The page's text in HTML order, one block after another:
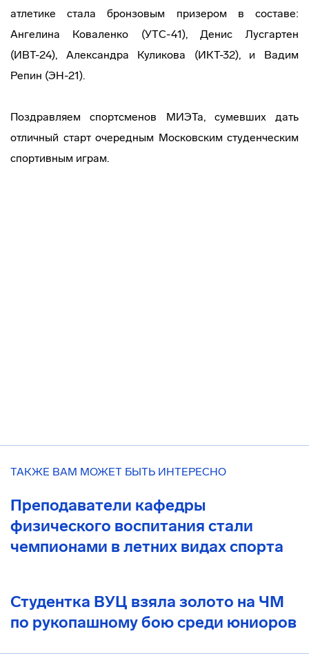
атлетике стала бронзовым призером в составе:
Ангелина Коваленко (УТС-41), Денис Лусгартен
(ИВТ-24), Александра Куликова (ИКТ-32), и Вадим
Репин (ЭН-21).
Поздравляем спортсменов МИЭТа, сумевших дать
отличный старт очередным Московским студенческим
спортивным играм.
ТАКЖЕ ВАМ МОЖЕТ БЫТЬ ИНТЕРЕСНО
Преподаватели кафедры
физического воспитания стали
чемпионами в летних видах спорта
Студентка ВУЦ взяла золото на ЧМ
по рукопашному бою среди юниоров